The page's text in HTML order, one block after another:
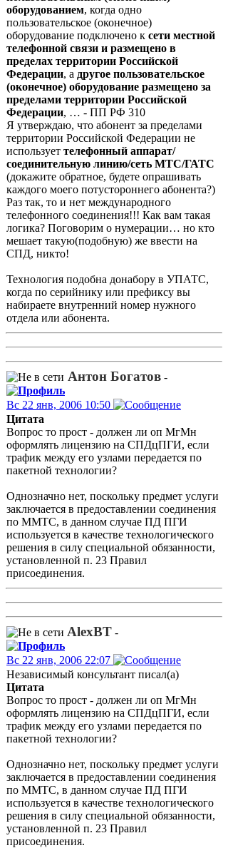
оборудованием, когда одно
пользовательское (оконечное)
оборудование подключено к сети местной
телефонной связи и размещено в
пределах территории Российской
Федерации, а другое пользовательское
(оконечное) оборудование размещено за
пределами территории Российской
Федерации, … - ПП РФ 310
Я утверждаю, что абонент за пределами
территории Российской Федерации не
использует телефонный аппарат/
соединительную линию/сеть МТС/ГАТС
(докажите обратное, будете опрашивать
каждого моего потустороннего абонента?)
Раз так, то и нет международного
телефонного соединения!!! Как вам такая
логика? Поговорим о нумерации… но кто
мешает такую(подобную) же ввести на
СПД, никто!
Технология подобна донабору в УПАТС,
когда по серийнику или префиксу вы
набираете внутренний номер нужного
отдела или абонента.
Антон Богатов -
Вс 22 янв, 2006 10:50
Цитата
Вопрос то прост - должен ли оп МгМн
оформлять лицензию на СПДцПГИ, если
трафик между его узлами передается по
пакетной технологии?
Однозначно нет, поскольку предмет услуги
заключается в предоставлении соединения
по ММТС, в данном случае ПД ПГИ
используется в качестве технологического
решения в силу специальной обязанности,
установленной п. 23 Правил
присоединения.
AlexBT -
Вс 22 янв, 2006 22:07
Независимый консультант писал(а)
Цитата
Вопрос то прост - должен ли оп МгМн
оформлять лицензию на СПДцПГИ, если
трафик между его узлами передается по
пакетной технологии?
Однозначно нет, поскольку предмет услуги
заключается в предоставлении соединения
по ММТС, в данном случае ПД ПГИ
используется в качестве технологического
решения в силу специальной обязанности,
установленной п. 23 Правил
присоединения.